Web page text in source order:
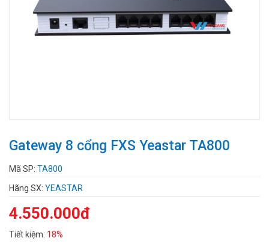
Gateway 8 cổng FXS Yeastar TA800
Mã SP: TA800
Hãng SX: YEASTAR
4.550.000đ
Tiết kiệm: 18%